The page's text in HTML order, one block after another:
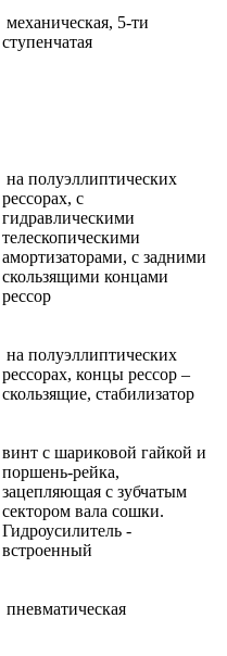
механическая, 5-ти
ступенчатая
на полуэллиптических
рессорах, с
гидравлическими
телескопическими
амортизаторами, с задними
скользящими концами
рессор
на полуэллиптических
рессорах, концы рессор –
скользящие, стабилизатор
винт с шариковой гайкой и
поршень-рейка,
зацепляющая с зубчатым
сектором вала сошки.
Гидроусилитель -
встроенный
пневматическая